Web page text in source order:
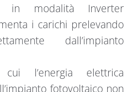
in modalità Inverter
i carichi prelevando
dall’impianto
l’energia elettrica
fotovoltaico non